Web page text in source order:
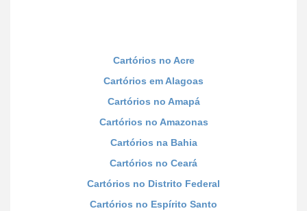
Cartórios no Acre
Cartórios em Alagoas
Cartórios no Amapá
Cartórios no Amazonas
Cartórios na Bahia
Cartórios no Ceará
Cartórios no Distrito Federal
Cartórios no Espírito Santo